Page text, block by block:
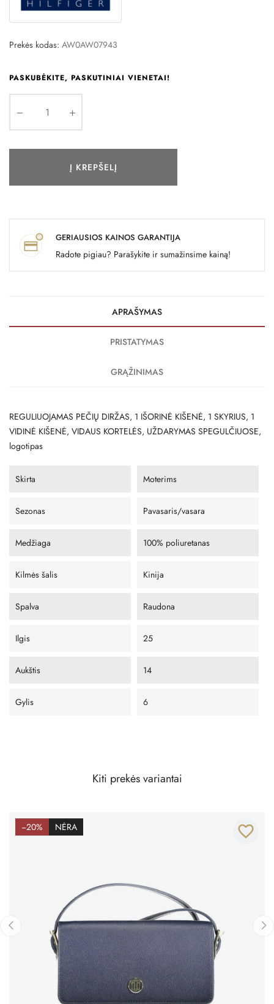
Prekės kodas: AW0AW07943
PASKUBĖKITE, PASKUTINIAI VIENETAI!
Į KREPŠELĮ
GERIAUSIOS KAINOS GARANTIJA
Radote pigiau? Parašykite ir sumažinsime kainą!
APRAŠYMAS
PRISTATYMAS
GRĄŽINIMAS
REGULIUOJAMAS PEČIŲ DIRŽAS, 1 IŠORINĖ KIŠENĖ, 1 SKYRIUS, 1
VIDINĖ KIŠENĖ, VIDAUS KORTELĖS, UŽDARYMAS SPEGULČIUOSE,
logotipas
Skirta Moterims
Sezonas Pavasaris/vasara
Medžiaga 100% poliuretanas
Kilmės šalis Kinija
Spalva Raudona
Ilgis 25
Aukštis 14
Gylis 6
Kiti prekės variantai
−20% NĖRA favorite_border